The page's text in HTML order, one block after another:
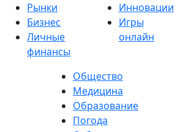
Рынки
Бизнес
Личные
финансы
Инновации
Игры
онлайн
Общество
Медицина
Образование
Погода